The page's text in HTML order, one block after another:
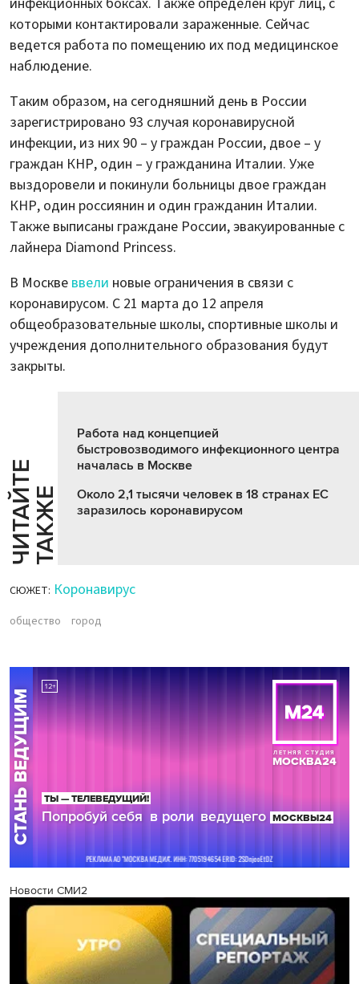
которыми контактировали зараженные. Сейчас
ведется работа по помещению их под медицинское
наблюдение.
Таким образом, на сегодняшний день в России
зарегистрировано 93 случая коронавирусной
инфекции, из них 90 – у граждан России, двое – у
граждан КНР, один – у гражданина Италии. Уже
выздоровели и покинули больницы двое граждан
КНР, один россиянин и один гражданин Италии.
Также выписаны граждане России, эвакуированные с
лайнера Diamond Princess.
В Москве ввели новые ограничения в связи с
коронавирусом. С 21 марта до 12 апреля
общеобразовательные школы, спортивные школы и
учреждения дополнительного образования будут
закрыты.
Ч
И
Т
АЙ
Т
Е
Т
А
К
ЖЕ
Работа над концепцией
быстровозводимого инфекционного центра
началась в Москве
Около 2,1 тысячи человек в 18 странах ЕС
заразилось коронавирусом
СЮЖЕТ: Коронавирус
общество город
Новости СМИ2